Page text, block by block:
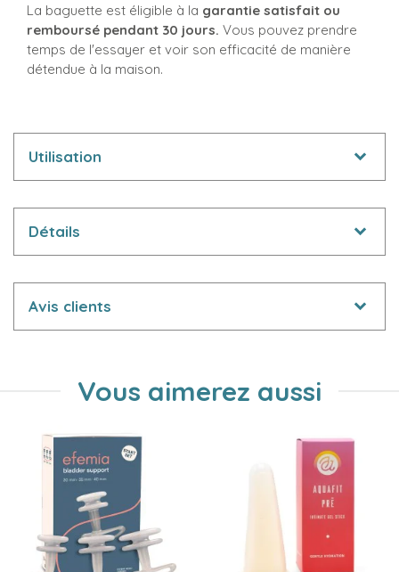
La baguette est éligible à la garantie satisfait ou
remboursé pendant 30 jours. Vous pouvez prendre
temps de l'essayer et voir son efficacité de manière
détendue à la maison.
Utilisation
Détails
Avis clients
Vous aimerez aussi